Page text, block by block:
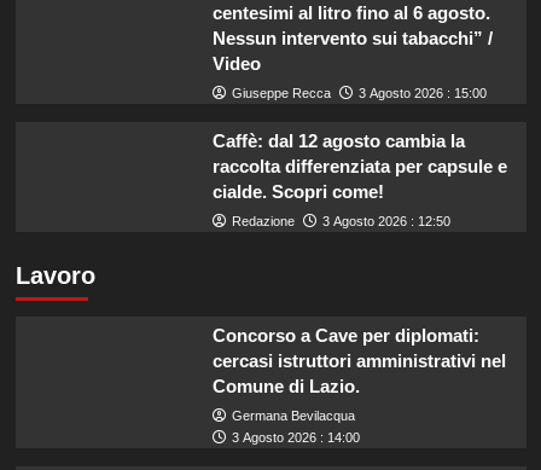
centesimi al litro fino al 6 agosto.
Nessun intervento sui tabacchi” /
Video
Giuseppe Recca 3 Agosto 2026 : 15:00
Caffè: dal 12 agosto cambia la
raccolta differenziata per capsule e
cialde. Scopri come!
Redazione 3 Agosto 2026 : 12:50
Lavoro
Concorso a Cave per diplomati:
cercasi istruttori amministrativi nel
Comune di Lazio.
Germana Bevilacqua
3 Agosto 2026 : 14:00